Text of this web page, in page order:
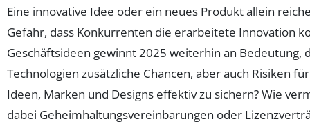
Eine innovative Idee oder ein neues Produkt allein
Gefahr, dass Konkurrenten die erarbeitete Innovation
Geschäftsideen gewinnt 2025 weiterhin an Bedeutung,
Technologien zusätzliche Chancen, aber auch Risiken
Ideen, Marken und Designs effektiv zu sichern? Wie
dabei Geheimhaltungsvereinbarungen oder